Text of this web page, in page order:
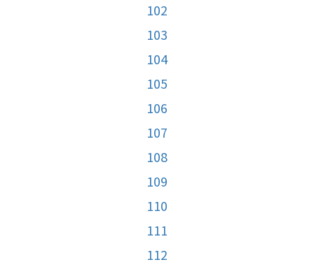
102
103
104
105
106
107
108
109
110
111
112